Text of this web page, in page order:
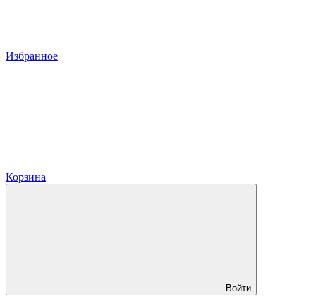
Избранное
Корзина
Войти